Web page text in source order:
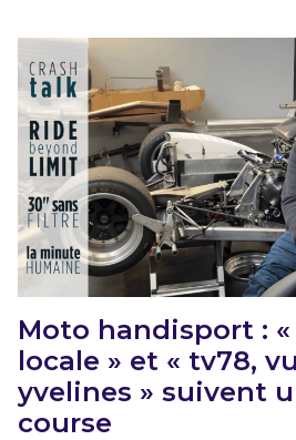
Moto handisport :
locale » et « tv78,
yvelines » suivent
course